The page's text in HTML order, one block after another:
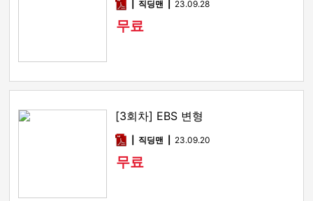
pdf직딩맨 23.09.28
무료
[3회차] EBS 변형
pdf직딩맨 23.09.20
무료